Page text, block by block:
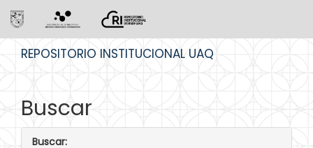
REPOSITORIO INSTITUCIONAL UAQ
Buscar
Buscar: